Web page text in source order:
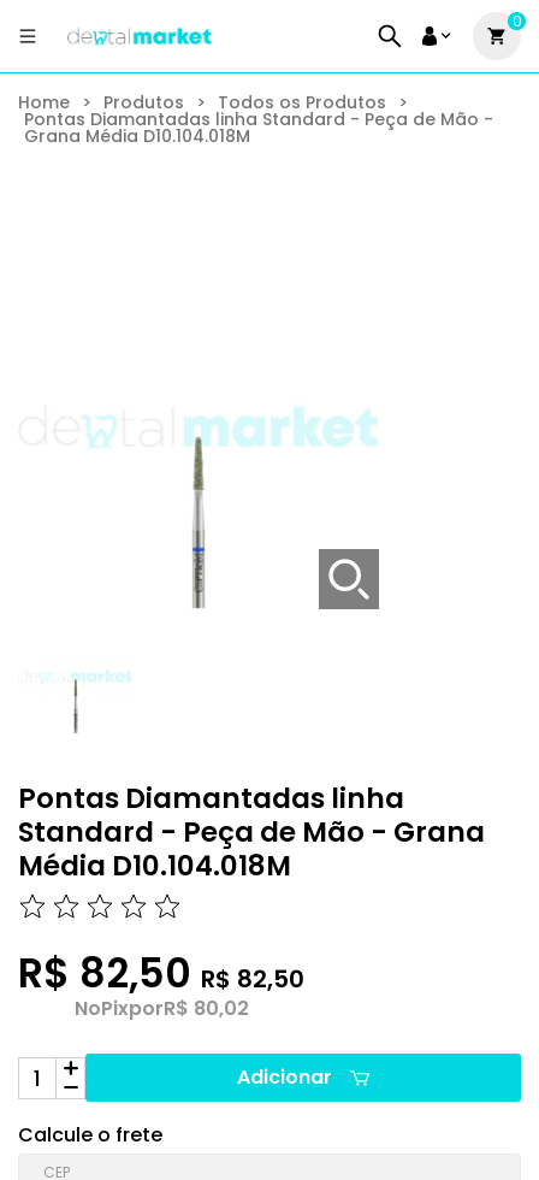
0
Home > Produtos > Todos os Produtos >
Pontas Diamantadas linha Standard - Peça de Mão -
Grana Média D10.104.018M
Pontas Diamantadas linha
Standard - Peça de Mão - Grana
Média D10.104.018M
R$ 82,50 R$ 82,50
NoPixporR$ 80,02
Adicionar
Calcule o frete